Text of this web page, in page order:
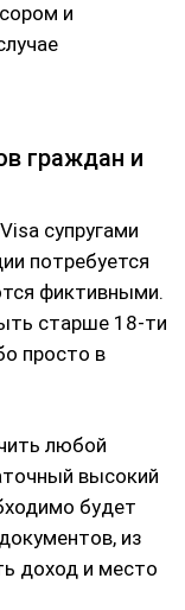
и
граждан и
супругами
потребуется
фиктивными.
старше 18-ти
просто в
любой
высокий
будет
из
доход и место